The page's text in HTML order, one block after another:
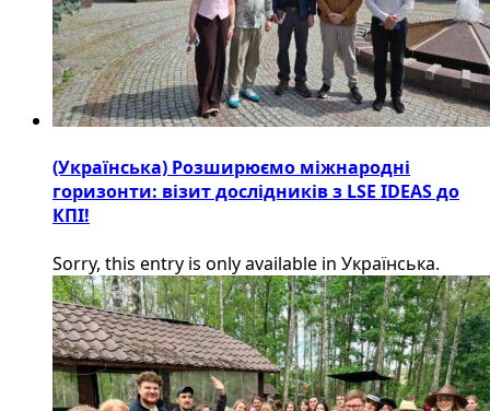
(Українська) Розширюємо міжнародні
горизонти: візит дослідників з LSE IDEAS до
КПІ!
Sorry, this entry is only available in Українська.